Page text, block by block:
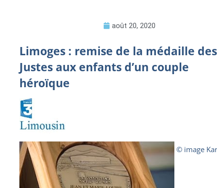
août 20, 2020
Limoges : remise de la médaille des
Justes aux enfants d’un couple
héroïque
© image